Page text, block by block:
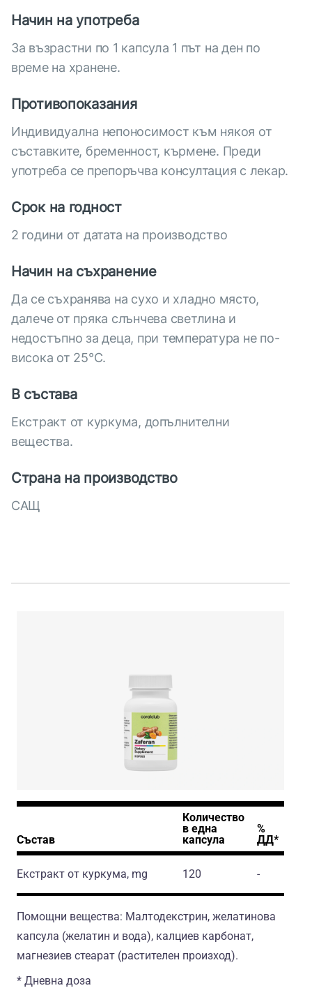
Начин на употреба
За възрастни по 1 капсула 1 път на ден по
време на хранене.
Противопоказания
Индивидуална непоносимост към някоя от
съставките, бременност, кърмене. Преди
употреба се препоръчва консултация с лекар.
Срок на годност
2 години от датата на производство
Начин на съхранение
Да се съхранява на сухо и хладно място,
далече от пряка слънчева светлина и
недостъпно за деца, при температура не по-
висока от 25°С.
В състава
Екстракт от куркума, допълнителни
вещества.
Страна на производство
САЩ
Състав
Количество
в една
капсула
%
ДД*
Екстракт от куркума, mg 120 -
Помощни вещества: Малтодекстрин, желатинова
капсула (желатин и вода), калциев карбонат,
магнезиев стеарат (растителен произход).
* Дневна доза